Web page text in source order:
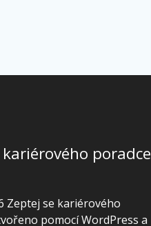
poradce
Zeptej se kariérového
pomocí WordPress a